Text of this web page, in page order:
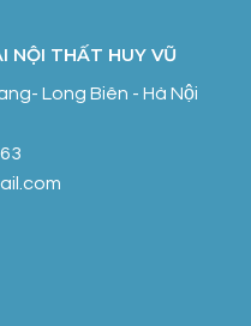
NỘI THẤT HUY VŨ
Long Biên - Hà Nội